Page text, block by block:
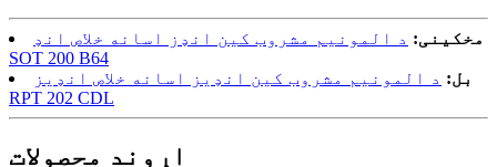
مخکینی: د المونیم مشروب کین انډز اسانه خلاص انډ
SOT 200 B64
بل: د المونیم مشروب کین انډیز اسانه خلاص انډیز
RPT 202 CDL
اړوند محصولات